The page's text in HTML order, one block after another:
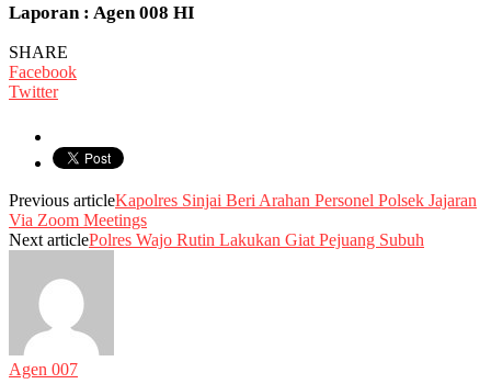
Laporan : Agen 008 HI
SHARE
Facebook
Twitter
Previous articleKapolres Sinjai Beri Arahan Personel Polsek Jajaran
Via Zoom Meetings
Next articlePolres Wajo Rutin Lakukan Giat Pejuang Subuh
Agen 007